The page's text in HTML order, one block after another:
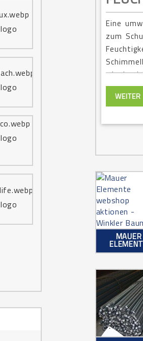
Eine
zum
wie das
ein
WEITER
MAUER